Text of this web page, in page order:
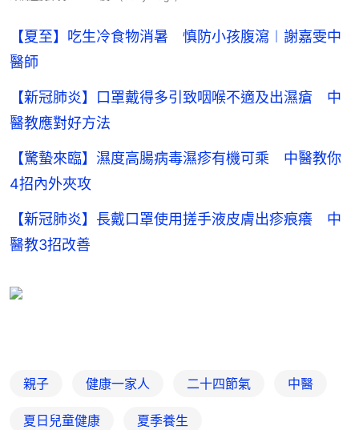
【夏至】吃生冷食物消暑 慎防小孩腹瀉︱謝嘉雯中
醫師
【新冠肺炎】口罩戴得多引致咽喉不適及出濕瘡 中
醫教應對好方法
【驚蟄來臨】濕度高腸病毒濕疹有機可乘 中醫教你
4招內外夾攻
【新冠肺炎】長戴口罩使用搓手液皮膚出疹痕癢 中
醫教3招改善
親子 健康一家人 二十四節氣 中醫
夏日兒童健康 夏季養生